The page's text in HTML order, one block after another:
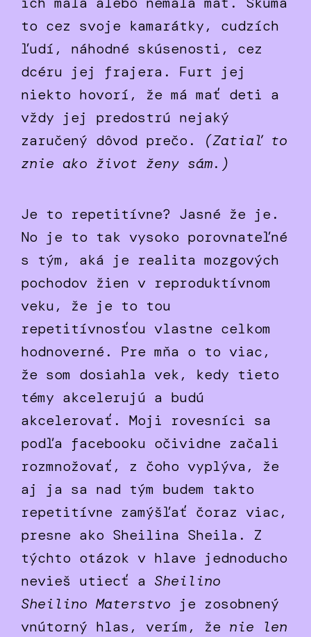
to cez svoje kamarátky, cudzích
ľudí, náhodné skúsenosti, cez
dcéru jej frajera. Furt jej
niekto hovorí, že má mať deti a
vždy jej predostrú nejaký
zaručený dôvod prečo.
(Zatiaľ to
znie ako život ženy sám.)
Je to repetitívne? Jasné že je.
No je to tak vysoko porovnateľné
s tým, aká je realita mozgových
pochodov žien v reproduktívnom
veku, že je to tou
repetitívnosťou vlastne celkom
hodnoverné. Pre mňa o to viac,
že som dosiahla vek, kedy tieto
témy akcelerujú a budú
akcelerovať. Moji rovesníci sa
podľa facebooku očividne začali
rozmnožovať, z čoho vyplýva, že
aj ja sa nad tým budem takto
repetitívne zamýšľať čoraz viac,
presne ako Sheilina Sheila. Z
týchto otázok v hlave jednoducho
nevieš utiecť a Sheilino
Sheilino Materstvo je zosobnený
vnútorný hlas, verím, že nie len